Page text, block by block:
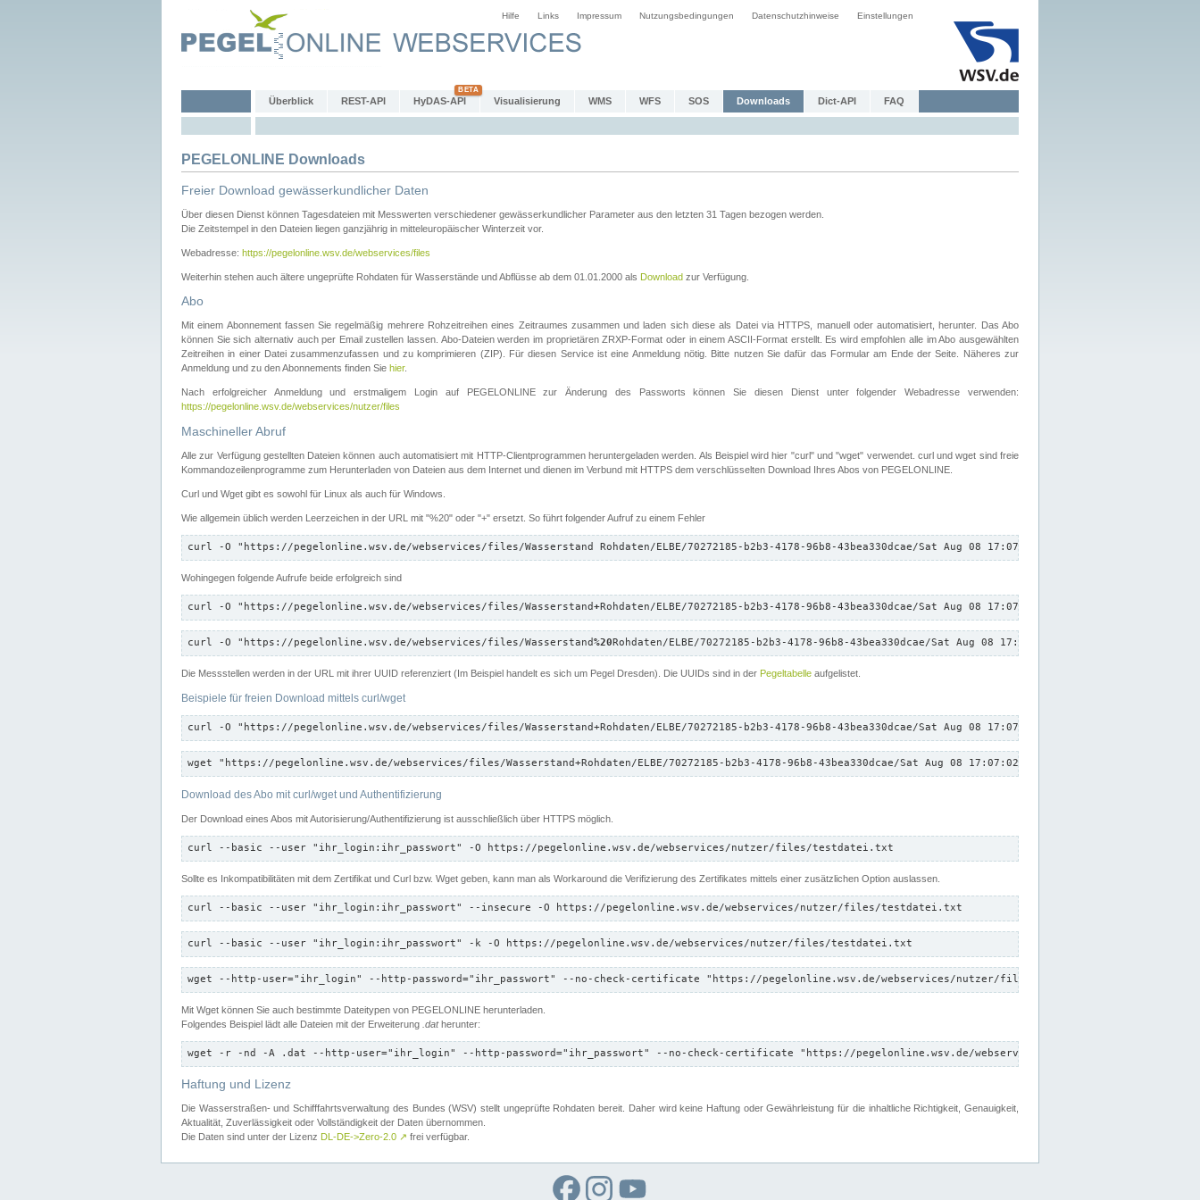
Hilfe Links Impressum Nutzungsbedingungen Datenschutzhinweise Einstellungen
Überblick REST-API HyDAS-API Visualisierung WMS WFS SOS Downloads Dict-API FAQ
PEGELONLINE Downloads
Freier Download gewässerkundlicher Daten
Über diesen Dienst können Tagesdateien mit Messwerten verschiedener gewässerkundlicher Parameter aus den letzten 31 Tagen bezogen werden.
Die Zeitstempel in den Dateien liegen ganzjährig in mitteleuropäischer Winterzeit vor.
Webadresse: https://pegelonline.wsv.de/webservices/files
Weiterhin stehen auch ältere ungeprüfte Rohdaten für Wasserstände und Abflüsse ab dem 01.01.2000 als Download zur Verfügung.
Abo
Mit einem Abonnement fassen Sie regelmäßig mehrere Rohzeitreihen eines Zeitraumes zusammen und laden sich diese als Datei via HTTPS, manuell oder automatisiert, herunter. Das Abo
können Sie sich alternativ auch per Email zustellen lassen. Abo-Dateien werden im proprietären ZRXP-Format oder in einem ASCII-Format erstellt. Es wird empfohlen alle im Abo ausgewählten
Zeitreihen in einer Datei zusammenzufassen und zu komprimieren (ZIP). Für diesen Service ist eine Anmeldung nötig. Bitte nutzen Sie dafür das Formular am Ende der Seite. Näheres zur
Anmeldung und zu den Abonnements finden Sie hier.
Nach erfolgreicher Anmeldung und erstmaligem Login auf PEGELONLINE zur Änderung des Passworts können Sie diesen Dienst unter folgender Webadresse verwenden:
https://pegelonline.wsv.de/webservices/nutzer/files
Maschineller Abruf
Alle zur Verfügung gestellten Dateien können auch automatisiert mit HTTP-Clientprogrammen heruntergeladen werden. Als Beispiel wird hier "curl" und "wget" verwendet. curl und wget sind freie
Kommandozeilenprogramme zum Herunterladen von Dateien aus dem Internet und dienen im Verbund mit HTTPS dem verschlüsselten Download Ihres Abos von PEGELONLINE.
Curl und Wget gibt es sowohl für Linux als auch für Windows.
Wie allgemein üblich werden Leerzeichen in der URL mit "%20" oder "+" ersetzt. So führt folgender Aufruf zu einem Fehler
curl -O "https://pegelonline.wsv.de/webservices/files/Wasserstand Rohdaten/ELBE/70272185-b2b3-4178-96b8-43bea330dcae/Sat Aug 08 17:07:02 CEST 2026/down.txt"
Wohingegen folgende Aufrufe beide erfolgreich sind
curl -O "https://pegelonline.wsv.de/webservices/files/Wasserstand+Rohdaten/ELBE/70272185-b2b3-4178-96b8-43bea330dcae/Sat Aug 08 17:07:02 CEST 2026/down.txt"
curl -O "https://pegelonline.wsv.de/webservices/files/Wasserstand%20Rohdaten/ELBE/70272185-b2b3-4178-96b8-43bea330dcae/Sat Aug 08 17:07:02 CEST 2026/down.txt"
Die Messstellen werden in der URL mit ihrer UUID referenziert (Im Beispiel handelt es sich um Pegel Dresden). Die UUIDs sind in der Pegeltabelle aufgelistet.
Beispiele für freien Download mittels curl/wget
curl -O "https://pegelonline.wsv.de/webservices/files/Wasserstand+Rohdaten/ELBE/70272185-b2b3-4178-96b8-43bea330dcae/Sat Aug 08 17:07:02 CEST 2026/down.txt"
wget "https://pegelonline.wsv.de/webservices/files/Wasserstand+Rohdaten/ELBE/70272185-b2b3-4178-96b8-43bea330dcae/Sat Aug 08 17:07:02 CEST 2026/down.txt"
Download des Abo mit curl/wget und Authentifizierung
Der Download eines Abos mit Autorisierung/Authentifizierung ist ausschließlich über HTTPS möglich.
curl --basic --user "ihr_login:ihr_passwort" -O https://pegelonline.wsv.de/webservices/nutzer/files/testdatei.txt
Sollte es Inkompatibilitäten mit dem Zertifikat und Curl bzw. Wget geben, kann man als Workaround die Verifizierung des Zertifikates mittels einer zusätzlichen Option auslassen.
curl --basic --user "ihr_login:ihr_passwort" --insecure -O https://pegelonline.wsv.de/webservices/nutzer/files/testdatei.txt
curl --basic --user "ihr_login:ihr_passwort" -k -O https://pegelonline.wsv.de/webservices/nutzer/files/testdatei.txt
wget --http-user="ihr_login" --http-password="ihr_passwort" --no-check-certificate "https://pegelonline.wsv.de/webservices/nutzer/files/testdatei.txt"
Mit Wget können Sie auch bestimmte Dateitypen von PEGELONLINE herunterladen.
Folgendes Beispiel lädt alle Dateien mit der Erweiterung .datherunter:
wget -r -nd -A .dat --http-user="ihr_login" --http-password="ihr_passwort" --no-check-certificate "https://pegelonline.wsv.de/webservices/nutzer/files"
Haftung und Lizenz
Die Wasserstraßen- und Schifffahrtsverwaltung des Bundes (WSV) stellt ungeprüfte Rohdaten bereit. Daher wird keine Haftung oder Gewährleistung für die inhaltliche Richtigkeit, Genauigkeit,
Aktualität, Zuverlässigkeit oder Vollständigkeit der Daten übernommen.
Die Daten sind unter der Lizenz DL-DE->Zero-2.0 ↗ frei verfügbar.